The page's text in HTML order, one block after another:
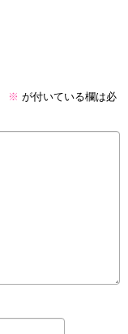
※ が付いている欄は必